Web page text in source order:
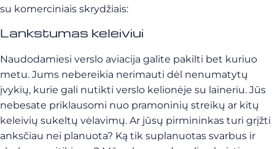
su komerciniais skrydžiais:
Lankstumas keleiviui
Naudodamiesi verslo aviacija galite pakilti bet kuriuo
metu. Jums nebereikia nerimauti dėl nenumatytų
įvykių, kurie gali nutikti verslo kelionėje su laineriu. Jūs
nebesate priklausomi nuo pramoninių streikų ar kitų
keleivių sukeltų vėlavimų. Ar jūsų pirmininkas turi grįžti
anksčiau nei planuota? Ką tik suplanuotas svarbus ir